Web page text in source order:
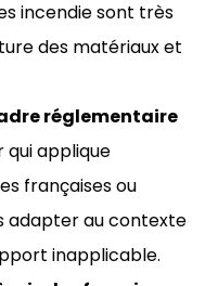
incendie sont très
des matériaux et
réglementaire
qui applique
françaises ou
adapter au contexte
inapplicable.